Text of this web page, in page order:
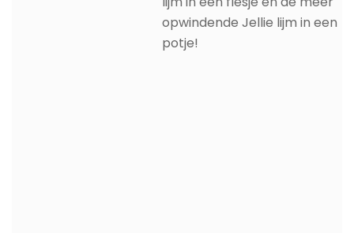
opwindende Jellie lijm in een
potje!